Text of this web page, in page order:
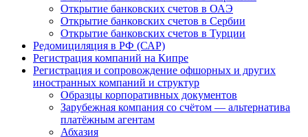
Открытие банковских счетов в ОАЭ
Открытие банковских счетов в Сербии
Открытие банковских счетов в Турции
Редомициляция в РФ (САР)
Регистрация компаний на Кипре
Регистрация и сопровождение офшорных и других
иностранных компаний и структур
Образцы корпоративных документов
Зарубежная компания со счётом — альтернатива
платёжным агентам
Абхазия